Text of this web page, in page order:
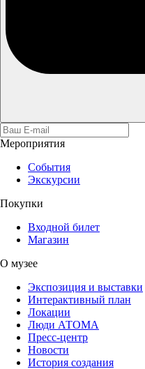
Мероприятия
События
Экскурсии
Покупки
Входной билет
Магазин
О музее
Экспозиция и выставки
Интерактивный план
Локации
Люди АТОМА
Пресс-центр
Новости
История создания